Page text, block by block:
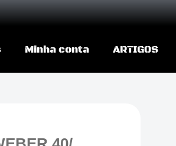
Minha conta ARTIGOS